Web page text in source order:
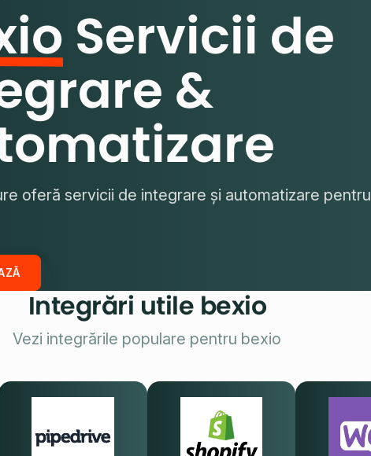
Servicii de
&
oferă servicii de integrare și automatizare pentru
Integrări utile bexio
Vezi integrările populare pentru bexio